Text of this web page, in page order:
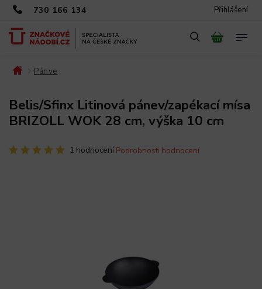
730 166 134 Přihlášení
Pánve
Belis/Sfinx Litinová pánev/zapékací mísa
BRIZOLL WOK 28 cm, výška 10 cm
1 hodnocení Podrobnosti hodnocení